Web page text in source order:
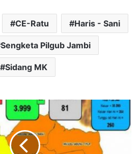
CE-Ratu Haris - Sani
Sengketa Pilgub Jambi
Sidang MK